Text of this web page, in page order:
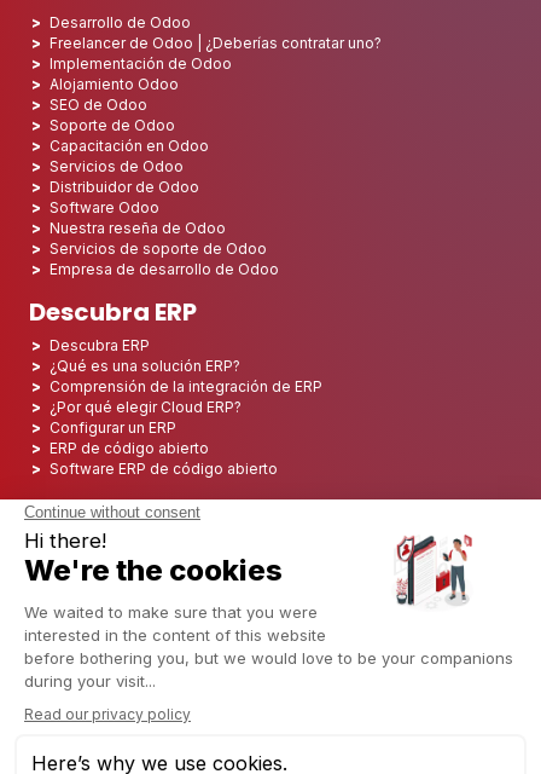
Desarrollo de Odoo
Freelancer de Odoo | ¿Deberías contratar uno?
Implementación de Odoo
Alojamiento Odoo
SEO de Odoo
Soporte de Odoo
Capacitación en Odoo
Servicios de Odoo
Distribuidor de Odoo
Software Odoo
Nuestra reseña de Odoo
Servicios de soporte de Odoo
Empresa de desarrollo de Odoo
Descubra ERP
Descubra ERP
¿Qué es una solución ERP?
Comprensión de la integración de ERP
¿Por qué elegir Cloud ERP?
Configurar un ERP
ERP de código abierto
Software ERP de código abierto
Los 5 mejores ERP de código abierto
Implementación de ERP
Integración ERP
Implementación de ERP
Proyecto ERP
Sistema ERP
Odoo ERP para el sector financiero
Odoo ERP para la industria de seguros
Odoo ERP para la industria de la impresión
Odoo ERP para la industria del cannabis/CBD